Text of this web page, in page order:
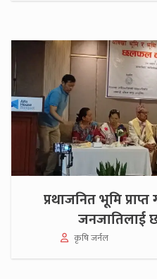
प्रथाजनित भूमि
जनजातिलाई
कृषि जर्नल